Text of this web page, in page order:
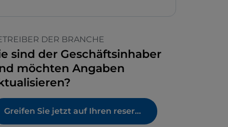
DER BRANCHE
sind der Geschäftsinhaber
möchten Angaben
Greifen Sie jetzt auf Ihren reservierten Bereich zu